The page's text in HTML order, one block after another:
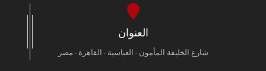
العنوان
شارع الخليفة المأمون - العباسية - القاهرة - مصر